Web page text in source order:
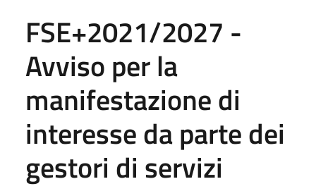
FSE+2021/2027 -
Avviso per la
manifestazione di
interesse da parte dei
gestori di servizi